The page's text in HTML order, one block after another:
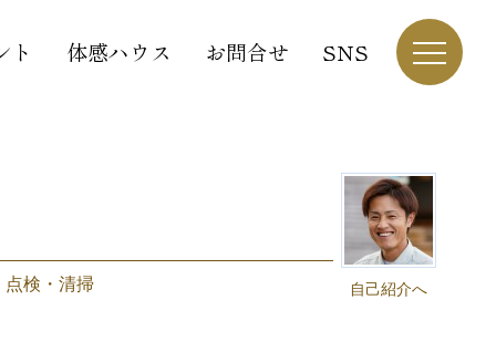
ト 体感ハウス お問合せ SNS
自己紹介へ
点検・清掃